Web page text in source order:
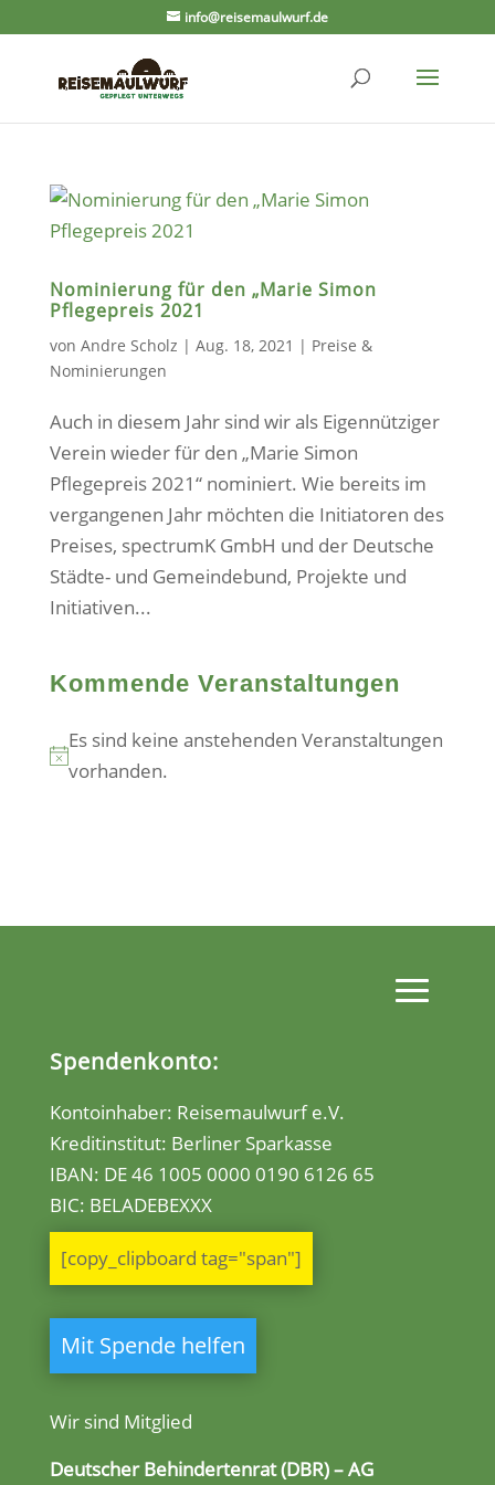
info@reisemaulwurf.de
Nominierung für den „Marie Simon
Pflegepreis 2021
von Andre Scholz | Aug. 18, 2021 | Preise &
Nominierungen
Auch in diesem Jahr sind wir als Eigennütziger
Verein wieder für den „Marie Simon
Pflegepreis 2021“ nominiert. Wie bereits im
vergangenen Jahr möchten die Initiatoren des
Preises, spectrumK GmbH und der Deutsche
Städte- und Gemeindebund, Projekte und
Initiativen...
Kommende Veranstaltungen
Hinweis
Es sind keine anstehenden Veranstaltungen
vorhanden.
Spendenkonto:
Kontoinhaber: Reisemaulwurf e.V.
Kreditinstitut: Berliner Sparkasse
IBAN: DE 46 1005 0000 0190 6126 65
BIC: BELADEBEXXX
[copy_clipboard tag="span"]
Mit Spende helfen
Wir sind Mitglied
Deutscher Behindertenrat (DBR) – AG